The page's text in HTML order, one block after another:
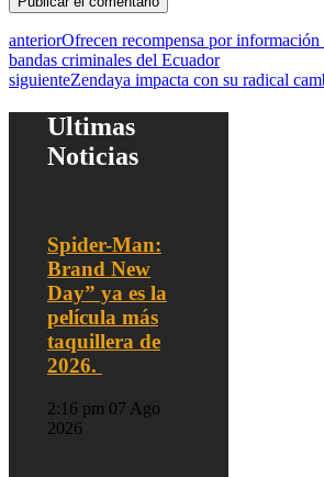
anteriorOfrecen recompensa por
bandas criminales del Ecuador
siguienteZendaya impacta con su radical
Ultimas
Noticias
Spider-Man:
Brand New
Day” ya es la
película más
taquillera de
2026.
2:16 pm 07 Ago
2026